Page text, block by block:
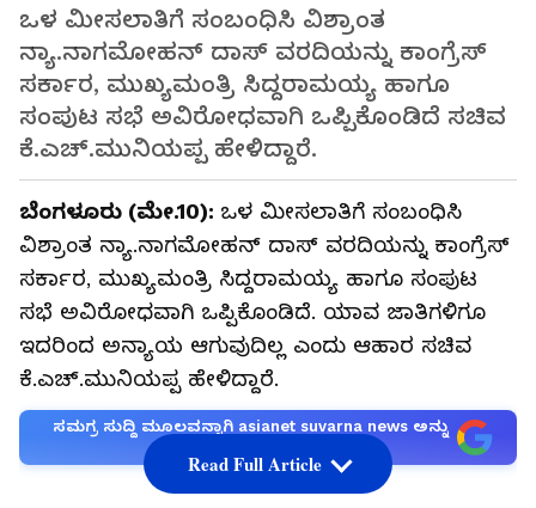
ಒಳ ಮೀಸಲಾತಿಗೆ ಸಂಬಂಧಿಸಿ ವಿಶ್ರಾಂತ
ನ್ಯಾ.ನಾಗಮೋಹನ್‌ ದಾಸ್‌ ವರದಿಯನ್ನು ಕಾಂಗ್ರೆಸ್‌
ಸರ್ಕಾರ, ಮುಖ್ಯಮಂತ್ರಿ ಸಿದ್ದರಾಮಯ್ಯ ಹಾಗೂ
ಸಂಪುಟ ಸಭೆ ಅವಿರೋಧವಾಗಿ ಒಪ್ಪಿಕೊಂಡಿದೆ ಸಚಿವ
ಕೆ.ಎಚ್‌.ಮುನಿಯಪ್ಪ ಹೇಳಿದ್ದಾರೆ.
ಬೆಂಗಳೂರು (ಮೇ.10): ಒಳ ಮೀಸಲಾತಿಗೆ ಸಂಬಂಧಿಸಿ
ವಿಶ್ರಾಂತ ನ್ಯಾ.ನಾಗಮೋಹನ್‌ ದಾಸ್‌ ವರದಿಯನ್ನು ಕಾಂಗ್ರೆಸ್‌
ಸರ್ಕಾರ, ಮುಖ್ಯಮಂತ್ರಿ ಸಿದ್ದರಾಮಯ್ಯ ಹಾಗೂ ಸಂಪುಟ
ಸಭೆ ಅವಿರೋಧವಾಗಿ ಒಪ್ಪಿಕೊಂಡಿದೆ. ಯಾವ ಜಾತಿಗಳಿಗೂ
ಇದರಿಂದ ಅನ್ಯಾಯ ಆಗುವುದಿಲ್ಲ ಎಂದು ಆಹಾರ ಸಚಿವ
ಕೆ.ಎಚ್‌.ಮುನಿಯಪ್ಪ ಹೇಳಿದ್ದಾರೆ.
ಸಮಗ್ರ ಸುದ್ದಿ ಮೂಲವನ್ನಾಗಿ asianet suvarna news ಅನ್ನು
Read Full Article